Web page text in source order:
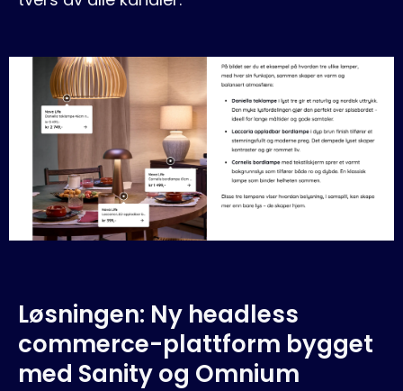
Løsningen: Ny headless
commerce-plattform bygget
med Sanity og Omnium